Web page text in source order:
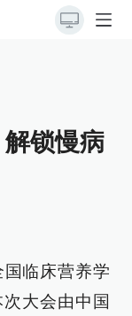
锁慢病
国临床营养学
大会由中国